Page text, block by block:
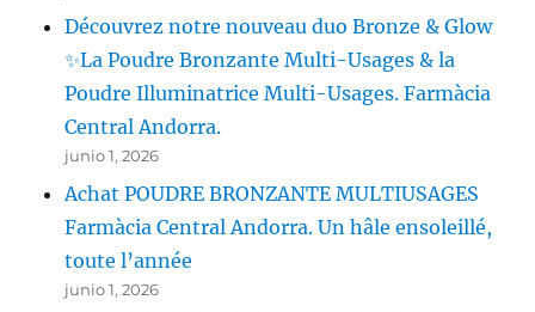
Découvrez notre nouveau duo Bronze & Glow
✨La Poudre Bronzante Multi-Usages & la
Poudre Illuminatrice Multi-Usages. Farmàcia
Central Andorra.
junio 1, 2026
Achat POUDRE BRONZANTE MULTIUSAGES
Farmàcia Central Andorra. Un hâle ensoleillé,
toute l’année
junio 1, 2026